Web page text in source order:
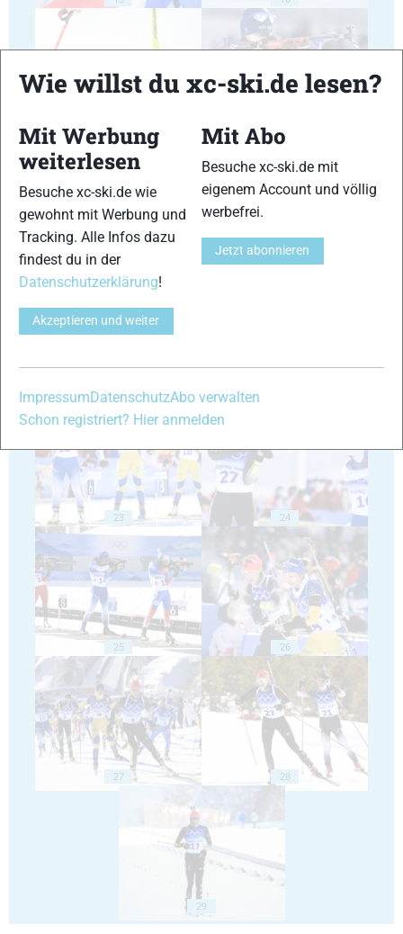
19 20
23 24
25 26
27 28
29
Wie willst du xc-ski.de lesen?
Mit Werbung
weiterlesen
Besuche xc-ski.de wie
gewohnt mit Werbung und
Tracking. Alle Infos dazu
findest du in der
Datenschutzerklärung!
Akzeptieren und weiter
Mit Abo
Besuche xc-ski.de mit
eigenem Account und völlig
werbefrei.
Jetzt abonnieren
Impressum DatenschutzAbo verwalten
Schon registriert? Hier anmelden